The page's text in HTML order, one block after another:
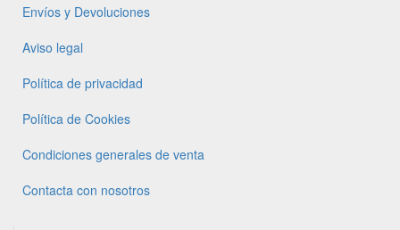
Envíos y Devoluciones
Aviso legal
Política de privacidad
Política de Cookies
Condiciones generales de venta
Contacta con nosotros